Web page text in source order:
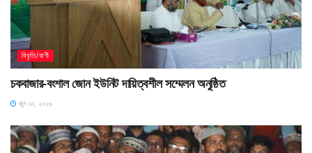
বিবৃতি/বাণী
চকবাজার-বংশাল জোন ইউনিট দায়িত্বশীল সম্মেলন অনুষ্ঠিত
জুন ১৩, ২০২৬